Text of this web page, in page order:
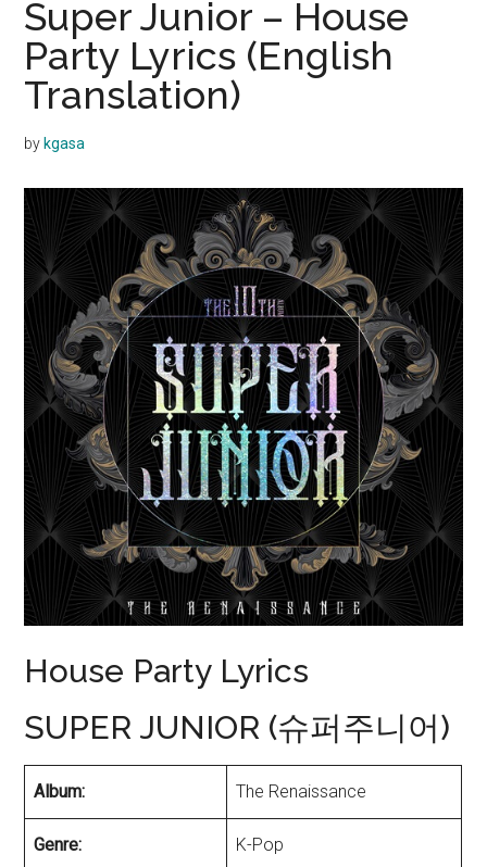
Super Junior – House
Party Lyrics (English
Translation)
by kgasa
House Party Lyrics
SUPER JUNIOR (슈퍼주니어)
Album: The Renaissance
Genre: K-Pop